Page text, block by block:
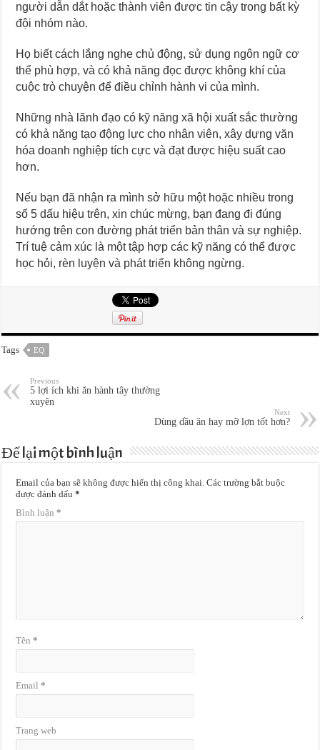
người dẫn dắt hoặc thành viên được tin cậy trong bất kỳ
đội nhóm nào.
Họ biết cách lắng nghe chủ động, sử dụng ngôn ngữ cơ
thể phù hợp, và có khả năng đọc được không khí của
cuộc trò chuyện để điều chỉnh hành vi của mình.
Những nhà lãnh đạo có kỹ năng xã hội xuất sắc thường
có khả năng tạo động lực cho nhân viên, xây dựng văn
hóa doanh nghiệp tích cực và đạt được hiệu suất cao
hơn.
Nếu bạn đã nhận ra mình sở hữu một hoặc nhiều trong
số 5 dấu hiệu trên, xin chúc mừng, bạn đang đi đúng
hướng trên con đường phát triển bản thân và sự nghiệp.
Trí tuệ cảm xúc là một tập hợp các kỹ năng có thể được
học hỏi, rèn luyện và phát triển không ngừng.
Tags EQ
Previous
5 lợi ích khi ăn hành tây thường
xuyên
Next
Dùng dầu ăn hay mỡ lợn tốt hơn?
Để lại một bình luận
Email của bạn sẽ không được hiển thị công khai. Các trường bắt buộc
được đánh dấu*
Bình luận*
Tên*
Email*
Trang web